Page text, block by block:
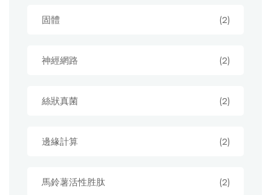
固體 (2)
神經網路 (2)
絲狀真菌 (2)
邊緣計算 (2)
馬鈴薯活性胜肽 (2)